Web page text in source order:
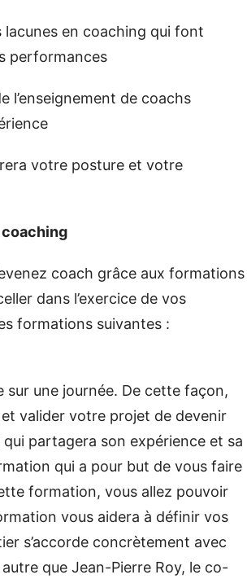
en coaching qui font
performances
l’enseignement de coachs
votre posture et votre
coach grâce aux formations
dans l’exercice de vos
formations suivantes :
une journée. De cette façon,
valider votre projet de devenir
partagera son expérience et sa
qui a pour but de vous faire
formation, vous allez pouvoir
vous aidera à définir vos
s’accorde concrètement avec
que Jean-Pierre Roy, le co-